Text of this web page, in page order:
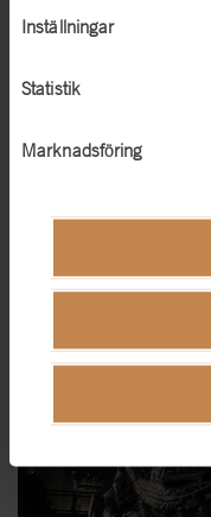
Inställningar
Statistik
Marknadsföring
2025-07-03
Regeringen har den 3
transporthistoriska